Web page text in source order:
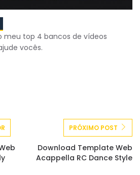
meu top 4 bancos de vídeos
vocês.
PRÓXIMO POST
Download Template Web
Acappella RC Dance Style